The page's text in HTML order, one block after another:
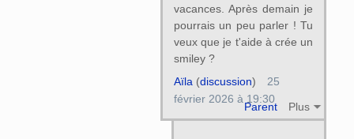
vacances. Après demain je
pourrais un peu parler ! Tu
veux que je t'aide à crée un
smiley ?
Parent Plus
Aïla (discussion)
25
février 2026 à 19:30